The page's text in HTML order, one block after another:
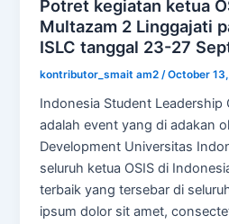
Potret kegiatan ketua
Multazam 2 Linggajati
ISLC tanggal 23-27
kontributor_smait am2 /October
Indonesia Student Leadership
adalah event yang di adakan
Development Universitas
seluruh ketua OSIS di
terbaik yang tersebar di
ipsum dolor sit amet,